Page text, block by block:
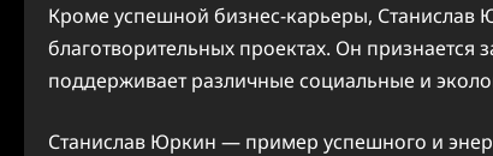
Кроме успешной бизнес-карьеры, Станислав
благотворительных проектах. Он
поддерживает различные социальные и
Станислав Юркин — пример успешного и